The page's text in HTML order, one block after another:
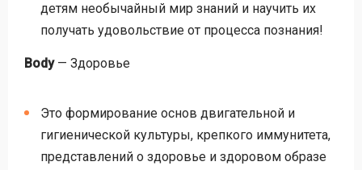
детям необычайный мир знаний и научить их
получать удовольствие от процесса познания!
Body — Здоровье
Это формирование основ двигательной и
гигиенической культуры, крепкого иммунитета,
представлений о здоровье и здоровом образе